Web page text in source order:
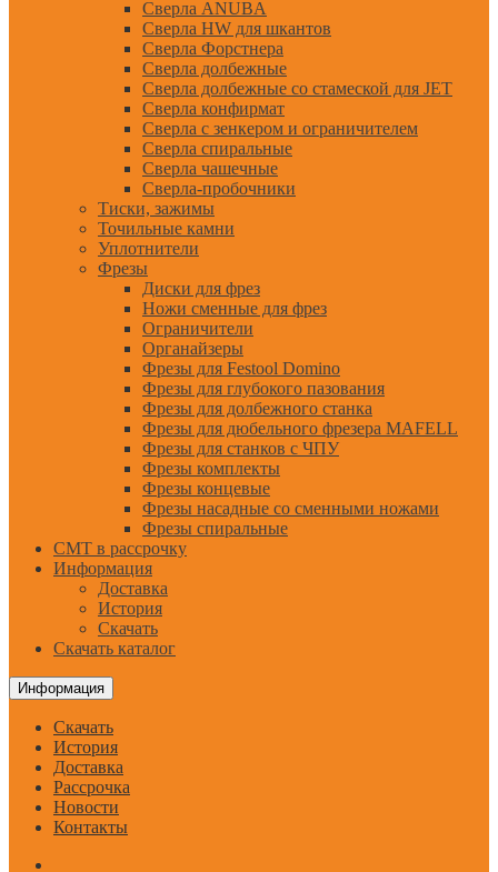
Сверла ANUBA
Сверла HW для шкантов
Сверла Форстнера
Сверла долбежные
Сверла долбежные со стамеской для JET
Сверла конфирмат
Сверла с зенкером и ограничителем
Сверла спиральные
Сверла чашечные
Сверла-пробочники
Тиски, зажимы
Точильные камни
Уплотнители
Фрезы
Диски для фрез
Ножи сменные для фрез
Ограничители
Органайзеры
Фрезы для Festool Domino
Фрезы для глубокого пазования
Фрезы для долбежного станка
Фрезы для дюбельного фрезера MAFELL
Фрезы для станков с ЧПУ
Фрезы комплекты
Фрезы концевые
Фрезы насадные со сменными ножами
Фрезы спиральные
CMT в рассрочку
Информация
Доставка
История
Скачать
Скачать каталог
Информация
Скачать
История
Доставка
Рассрочка
Новости
Контакты